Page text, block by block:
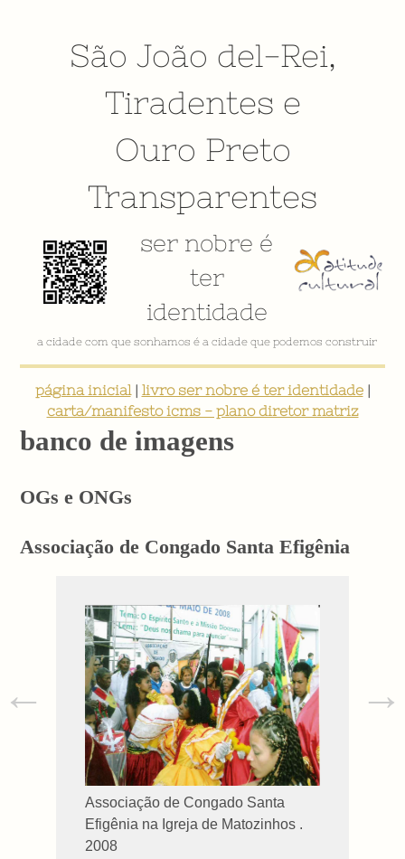
São João del-Rei,
Tiradentes e
Ouro Preto
Transparentes
ser nobre é
ter
identidade
a cidade com que sonhamos é a cidade que podemos construir
página inicial| livro ser nobre é ter identidade|
carta/manifesto icms - plano diretor matriz
banco de imagens
OGs e ONGs
Associação de Congado Santa Efigênia
Associação de Congado Santa
Efigênia na Igreja de Matozinhos .
2008
← →